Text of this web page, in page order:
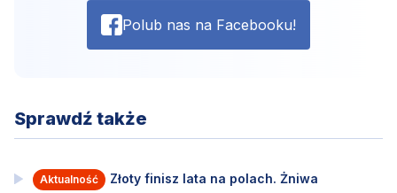
Polub nas na Facebooku!
Sprawdź także
Aktualność
Złoty finisz lata na polach. Żniwa